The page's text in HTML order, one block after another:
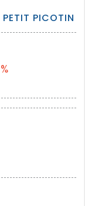
PICOTIN